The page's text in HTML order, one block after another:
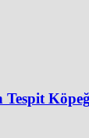
Tespit